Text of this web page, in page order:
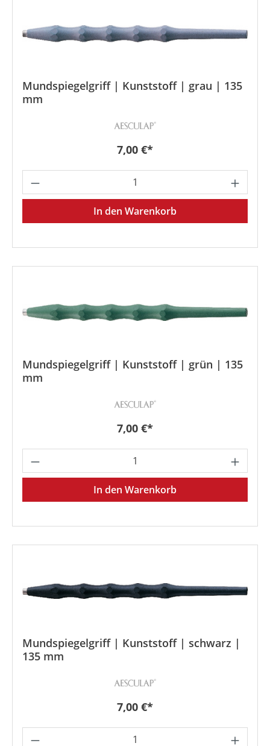
Mundspiegelgriff | Kunststoff | grau | 135
mm
Regulärer Preis:
7,00 €*
Produkt Anzahl: Gib den
In den Warenkorb
Mundspiegelgriff | Kunststoff | grün | 135
mm
Regulärer Preis:
7,00 €*
Produkt Anzahl: Gib den
In den Warenkorb
Mundspiegelgriff | Kunststoff | schwarz |
135 mm
Regulärer Preis:
7,00 €*
Produkt Anzahl: Gib den